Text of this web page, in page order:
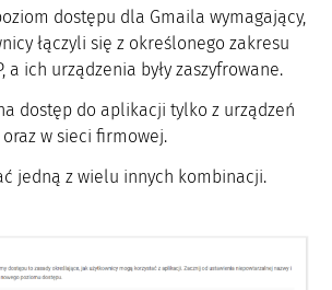
dostępu dla Gmaila wymagający,
łączyli się z określonego zakresu
a ich urządzenia były zaszyfrowane.
dostęp do aplikacji tylko z urządzeń
w sieci firmowej.
jedną z wielu innych kombinacji.